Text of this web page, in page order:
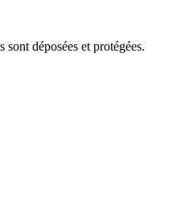
déposées et protégées.